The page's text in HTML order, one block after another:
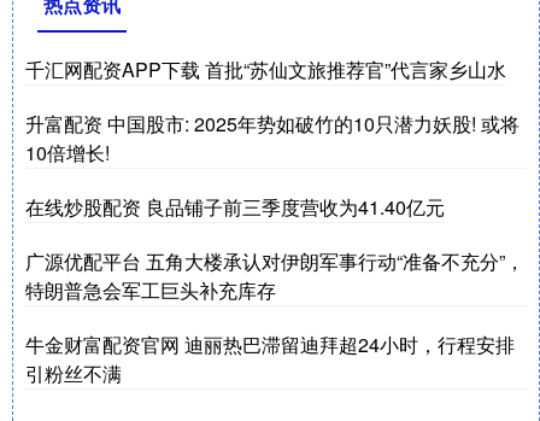
千汇网配资APP下载 首批“苏仙文旅推荐官”代言家乡山水
升富配资 中国股市: 2025年势如破竹的10只潜力妖股! 或将
10倍增长!
在线炒股配资 良品铺子前三季度营收为41.40亿元
广源优配平台 五角大楼承认对伊朗军事行动“准备不充分”，
特朗普急会军工巨头补充库存
牛金财富配资官网 迪丽热巴滞留迪拜超24小时，行程安排
引粉丝不满